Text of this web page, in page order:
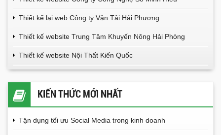
Thiết kế lại web Công ty Vận Tải Hải Phương
Thiết kế website Trung Tâm Khuyến Nông Hải Phòng
Thiết kế website Nội Thất Kiến Quốc
KIẾN THỨC MỚI NHẤT
Tận dụng tối ưu Social Media trong kinh doanh